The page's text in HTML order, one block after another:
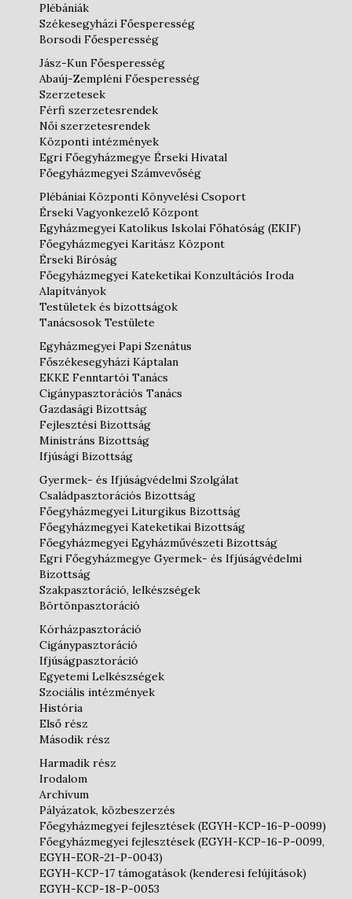
Plébániák
Székesegyházi Főesperesség
Borsodi Főesperesség
Jász-Kun Főesperesség
Abaúj-Zempléni Főesperesség
Szerzetesek
Férfi szerzetesrendek
Női szerzetesrendek
Központi intézmények
Egri Főegyházmegye Érseki Hivatal
Főegyházmegyei Számvevőség
Plébániai Központi Könyvelési Csoport
Érseki Vagyonkezelő Központ
Egyházmegyei Katolikus Iskolai Főhatóság (EKIF)
Főegyházmegyei Karitász Központ
Érseki Bíróság
Főegyházmegyei Kateketikai Konzultációs Iroda
Alapítványok
Testületek és bizottságok
Tanácsosok Testülete
Egyházmegyei Papi Szenátus
Főszékesegyházi Káptalan
EKKE Fenntartói Tanács
Cigánypasztorációs Tanács
Gazdasági Bizottság
Fejlesztési Bizottság
Ministráns Bizottság
Ifjúsági Bizottság
Gyermek- és Ifjúságvédelmi Szolgálat
Családpasztorációs Bizottság
Főegyházmegyei Liturgikus Bizottság
Főegyházmegyei Kateketikai Bizottság
Főegyházmegyei Egyházművészeti Bizottság
Egri Főegyházmegye Gyermek- és Ifjúságvédelmi
Bizottság
Szakpasztoráció, lelkészségek
Börtönpasztoráció
Kórházpasztoráció
Cigánypasztoráció
Ifjúságpasztoráció
Egyetemi Lelkészségek
Szociális intézmények
História
Első rész
Második rész
Harmadik rész
Irodalom
Archívum
Pályázatok, közbeszerzés
Főegyházmegyei fejlesztések (EGYH-KCP-16-P-0099)
Főegyházmegyei fejlesztések (EGYH-KCP-16-P-0099,
EGYH-EOR-21-P-0043)
EGYH-KCP-17 támogatások (kenderesi felújítások)
EGYH-KCP-18-P-0053